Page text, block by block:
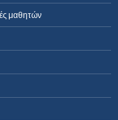
μαθητών